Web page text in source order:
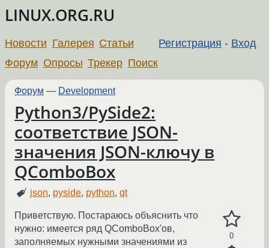
LINUX.ORG.RU
Регистрация - Вход
Новости Галерея Статьи
Форум Опросы Трекер Поиск
Форум — Development
Python3/PySide2:
соответствие JSON-
значения JSON-ключу в
QComboBox
json, pyside, python,qt
0
Приветствую. Постараюсь объяснить что
нужно: имеется ряд QComboBox'ов,
заполняемых нужными значениями из